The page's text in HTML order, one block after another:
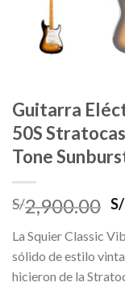
Guitarra
50S
Tone
S/2,900.00 S/
La Squier Classic
sólido de estilo
hicieron de la